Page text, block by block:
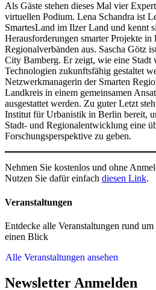
Als Gäste stehen dieses Mal vier
virtuellen Podium. Lena Schandra ist
SmartesLand im Ilzer Land und kennt
Herausforderungen smarter Projekte in
Regionalverbänden aus. Sascha Götz
City Bamberg. Er zeigt, wie eine Stadt
Technologien zukunftsfähig gestaltet
Netzwerkmanagerin der Smarten
Landkreis in einem gemeinsamen
ausgestattet werden. Zu guter Letzt
Institut für Urbanistik in Berlin bereit,
Stadt- und Regionalentwicklung eine
Forschungsperspektive zu geben.
Nehmen Sie kostenlos und ohne
Nutzen Sie dafür einfach diesen Link.
Veranstaltungen
Entdecke alle Veranstaltungen rund
einen Blick
Alle Veranstaltungen ansehen
Newsletter Anmelden